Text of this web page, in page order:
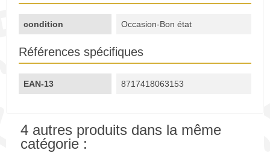
condition Occasion-Bon état
Références spécifiques
EAN-13 8717418063153
4 autres produits dans la même
catégorie :